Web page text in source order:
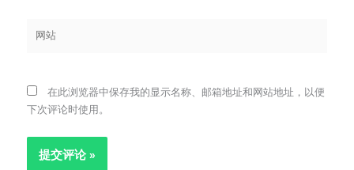
站
在此浏览器中保存我的显示名称、邮箱地址和网站地址，以便
下次评论时使用。